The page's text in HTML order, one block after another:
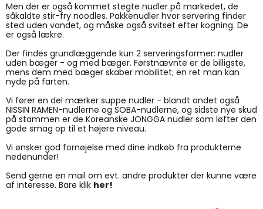
Men der er også kommet stegte nudler på markedet, de
såkaldte stir-fry noodles. Pakkenudler hvor servering finder
sted uden vandet, og måske også svitset efter kogning. De
er også lækre.
Der findes grundlæggende kun 2 serveringsformer: nudler
uden bæger - og med bæger. Førstnævnte er de billigste,
mens dem med bæger skaber mobilitet; en ret man kan
nyde på farten.
Vi fører en del mærker suppe nudler - blandt andet også
NISSIN RAMEN-nudlerne og SOBA-nudlerne, og sidste nye skud
på stammen er de Koreanske JONGGA nudler som løfter den
gode smag op til et højere niveau.
Vi ønsker god fornøjelse med dine indkøb fra produkterne
nedenunder!
Send gerne en mail om evt. andre produkter der kunne være
af interesse. Bare klik her!